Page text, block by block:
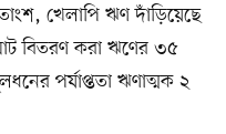
খেলাপি ঋণ দাঁড়িয়েছে
বিতরণ করা ঋণের ৩৫
পর্যাপ্ততা ঋণাত্মক ২